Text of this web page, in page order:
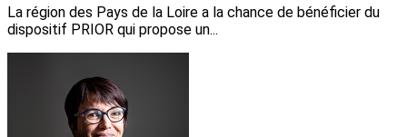
La région des Pays de la Loire a la chance de bénéficier du
dispositif PRIOR qui propose un...